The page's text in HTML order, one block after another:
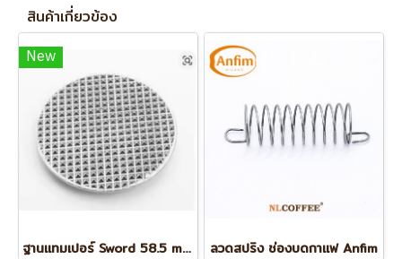
สินค้าเกี่ยวข้อง
New
ฐานแทมเปอร์ Sword 58.5 mm (Waffle) ลวดสปริง ช่องบดกาแฟ Anfim